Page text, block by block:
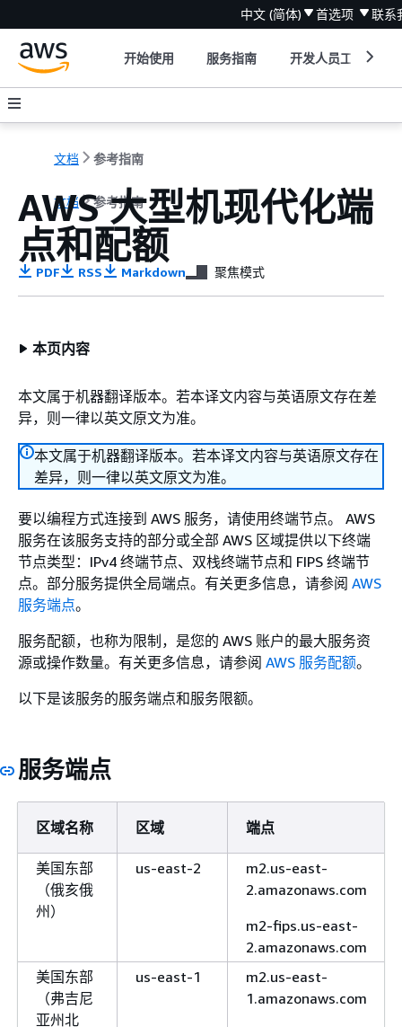
中文 (简体) 首选项 联系
开始使用 服务指南 开发人员工具
文档 参考指南
文档 参考指南
AWS 大型机现代化端
点和配额
PDF RSS Markdown 聚焦模式
本页内容
本文属于机器翻译版本。若本译文内容与英语原文存在差
异，则一律以英文原文为准。
本文属于机器翻译版本。若本译文内容与英语原文存在
差异，则一律以英文原文为准。
要以编程方式连接到 AWS 服务，请使用终端节点。 AWS
服务在该服务支持的部分或全部 AWS 区域提供以下终端
节点类型：IPv4 终端节点、双栈终端节点和 FIPS 终端节
点。部分服务提供全局端点。有关更多信息，请参阅 AWS
服务端点。
服务配额，也称为限制，是您的 AWS 账户的最大服务资
源或操作数量。有关更多信息，请参阅 AWS 服务配额。
以下是该服务的服务端点和服务限额。
服务端点
区域名称 区域 端点
美国东部
（俄亥俄
州）
us-east-2
m2.us-east-
2.amazonaws.com
m2-fips.us-east-
2.amazonaws.com
美国东部
（弗吉尼
亚州北
us-east-1
m2.us-east-
1.amazonaws.com